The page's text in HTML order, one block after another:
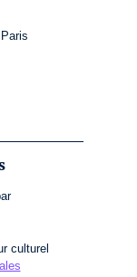
culturel